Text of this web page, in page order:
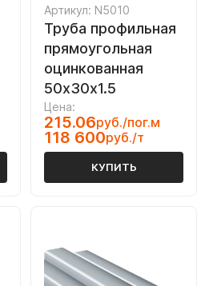
Артикул: N5010
Труба профильная
прямоугольная
оцинкованная
50х30х1.5
Цена:
215.06руб./пог.м
118 600руб./т
КУПИТЬ